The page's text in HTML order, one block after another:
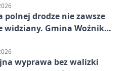
polnej drodze nie zawsze
widziany. Gmina Woźniki
wyprawa bez walizki